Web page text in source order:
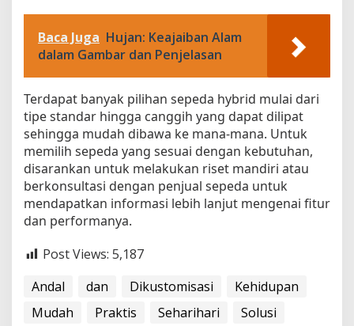
Baca Juga Hujan: Keajaiban Alam
dalam Gambar dan Penjelasan
Terdapat banyak pilihan sepeda hybrid mulai dari
tipe standar hingga canggih yang dapat dilipat
sehingga mudah dibawa ke mana-mana. Untuk
memilih sepeda yang sesuai dengan kebutuhan,
disarankan untuk melakukan riset mandiri atau
berkonsultasi dengan penjual sepeda untuk
mendapatkan informasi lebih lanjut mengenai fitur
dan performanya.
Post Views: 5,187
Andal
dan Dikustomisasi
Kehidupan
Mudah
Praktis Seharihari
Solusi